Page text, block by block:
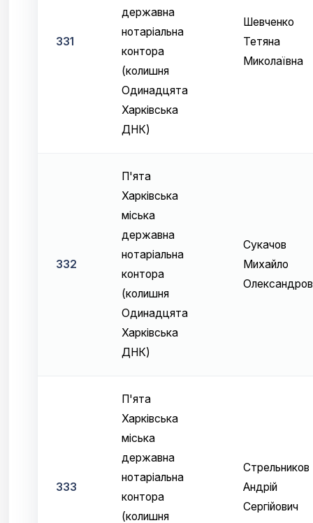
331
державна
нотаріальна
контора
(колишня
Одинадцята
Харківська
ДНК)
Шевченко
Тетяна
Миколаївна
332
П'ята
Харківська
міська
державна
нотаріальна
контора
(колишня
Одинадцята
Харківська
ДНК)
Сукачов
Михайло
333
П'ята
Харківська
міська
державна
нотаріальна
контора
(колишня
Стрельников
Андрій
Сергійович